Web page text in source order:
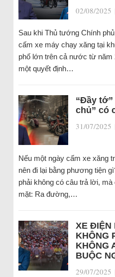
02/08/2025
Sau khi Thủ tướng Chính
cấm xe máy chạy xăng tại
phố lớn trên cả nước từ năm
một quyết định…
“Đầy tớ”
chủ” có
31/07/2025
Nếu một ngày cấm xe xăng
nên đi lại bằng phương tiện
phải không có câu trả lời,
mặt: Ra đường,…
XE ĐIỆN
KHÔNG
KHÔNG
BUỘC
29/07/2025